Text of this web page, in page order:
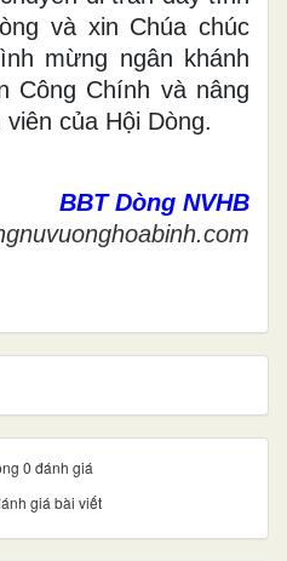
và xin Chúa chúc
mừng ngân khánh
Công Chính và nâng
của Hội Dòng.
BBT Dòng NVHB
0 đánh giá
giá bài viết